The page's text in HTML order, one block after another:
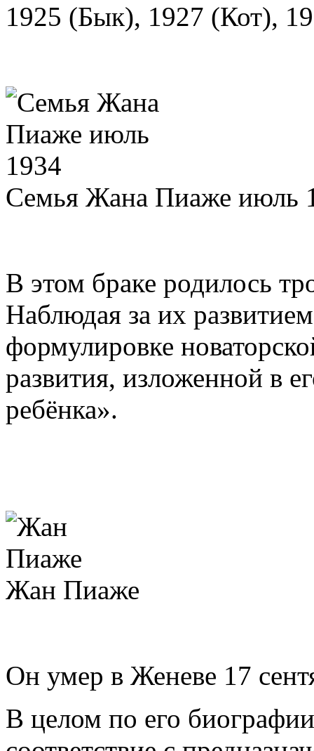
1925 (Бык), 1927 (Кот),
Семья Жана Пиаже июль
В этом браке родилось
Наблюдая за их
формулировке
развития, изложенной в
ребёнка».
Жан Пиаже
Он умер в Женеве 17
В целом по его